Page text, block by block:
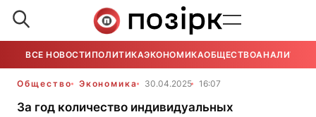
ВСЕ НОВОСТИ ПОЛИТИКАЭКОНОМИКАОБЩЕСТВОАНАЛИТИКА
Общество Экономика 30.04.2025 16:07
За год количество индивидуальных